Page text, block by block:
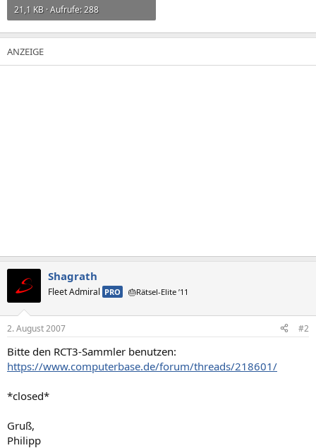
21,1 KB · Aufrufe: 288
Shagrath
Fleet Admiral PRO 🎂Rätsel-Elite ’11
2. August 2007 #2
Bitte den RCT3-Sammler benutzen:
https://www.computerbase.de/forum/threads/218601/
*closed*
Gruß,
Philipp